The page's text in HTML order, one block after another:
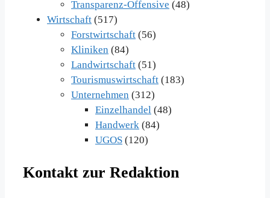
Transparenz-Offensive (48)
Wirtschaft (517)
Forstwirtschaft (56)
Kliniken (84)
Landwirtschaft (51)
Tourismuswirtschaft (183)
Unternehmen (312)
Einzelhandel (48)
Handwerk (84)
UGOS (120)
Kontakt zur Redaktion